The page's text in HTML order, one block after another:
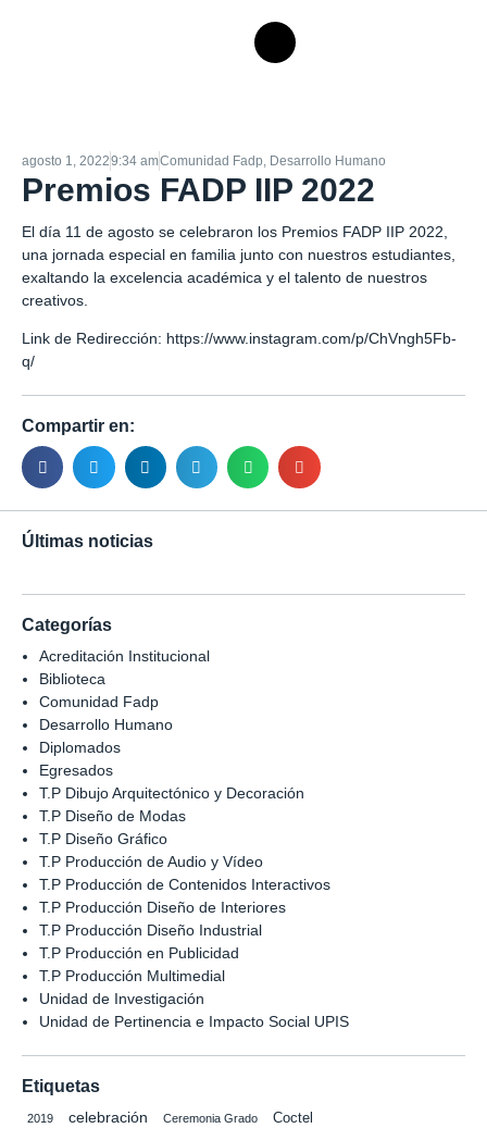
agosto 1, 20229:34 amComunidad Fadp, Desarrollo Humano
Premios FADP IIP 2022
El día 11 de agosto se celebraron los Premios FADP IIP 2022,
una jornada especial en familia junto con nuestros estudiantes,
exaltando la excelencia académica y el talento de nuestros
creativos.
Link de Redirección: https://www.instagram.com/p/ChVngh5Fb-
q/
Compartir en:
Últimas noticias
Categorías
Acreditación Institucional
Biblioteca
Comunidad Fadp
Desarrollo Humano
Diplomados
Egresados
T.P Dibujo Arquitectónico y Decoración
T.P Diseño de Modas
T.P Diseño Gráfico
T.P Producción de Audio y Vídeo
T.P Producción de Contenidos Interactivos
T.P Producción Diseño de Interiores
T.P Producción Diseño Industrial
T.P Producción en Publicidad
T.P Producción Multimedial
Unidad de Investigación
Unidad de Pertinencia e Impacto Social UPIS
Etiquetas
2019 celebración Ceremonia Grado Coctel